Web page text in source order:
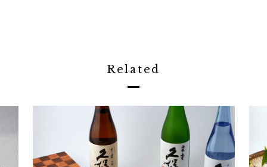
Related